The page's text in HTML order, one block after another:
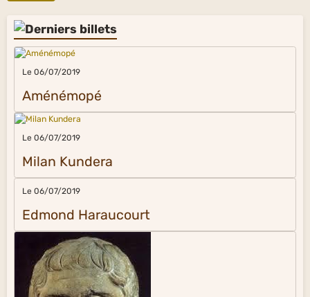
Le 06/07/2019
Aménémopé
Le 06/07/2019
Milan Kundera
Le 06/07/2019
Edmond Haraucourt